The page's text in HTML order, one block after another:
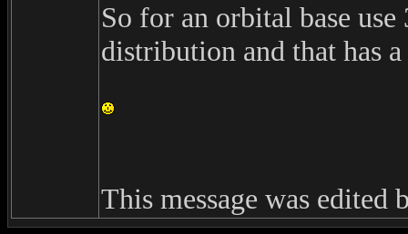
So for an orbital base
distribution and that has
This message was edited